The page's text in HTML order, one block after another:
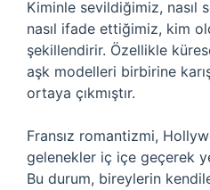
Kiminle sevildiğimiz, nasıl
nasıl ifade ettiğimiz, kim
şekillendirir. Özellikle
aşk modelleri birbirine
ortaya çıkmıştır.
Fransız romantizmi,
gelenekler iç içe geçerek
Bu durum, bireylerin